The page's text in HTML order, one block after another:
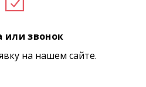
или звонок
на нашем сайте.